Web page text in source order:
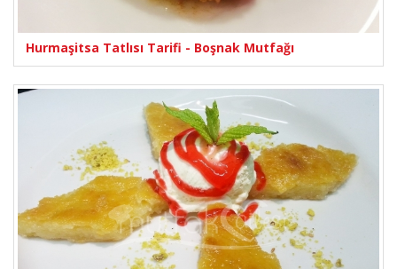
Hurmaşitsa Tatlısı Tarifi - Boşnak Mutfağı